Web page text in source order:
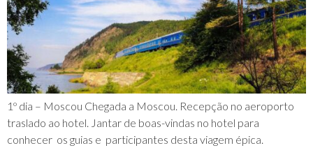
1º dia – Moscou Chegada a Moscou. Recepção no aeroporto
traslado ao hotel. Jantar de boas-vindas no hotel para
conhecer os guias e participantes desta viagem épica.